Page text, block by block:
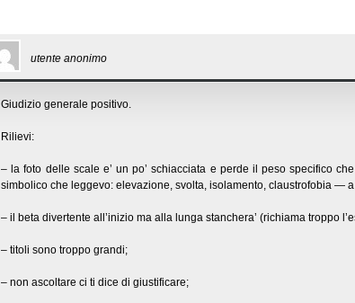
utente anonimo
Giudizio generale positivo.
Rilievi:
– la foto delle scale e’ un po’ schiacciata e perde il peso specifico
simbolico che leggevo: elevazione, svolta, isolamento, claustrofobia —
– il beta divertente all’inizio ma alla lunga stanchera’ (richiama troppo
– titoli sono troppo grandi;
– non ascoltare ci ti dice di giustificare;